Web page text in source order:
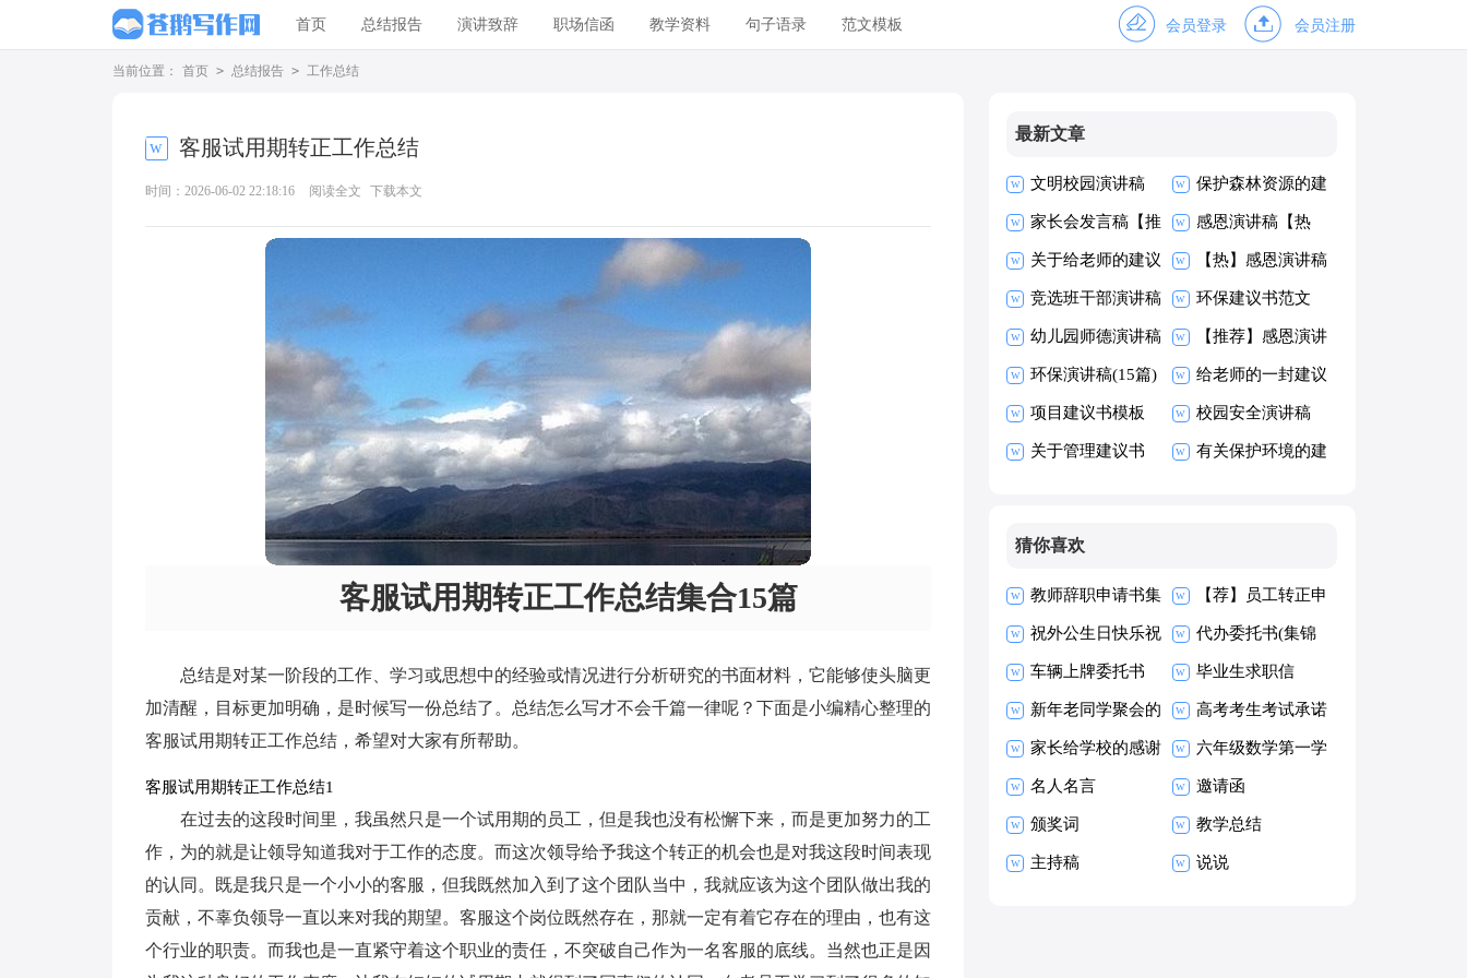
首页 总结报告 演讲致辞 职场信函 教学资料 句子语录 范文模板 会员登录 会员注册
当前位置： 首页 > 总结报告 > 工作总结
客服试用期转正工作总结
时间：2026-06-02 22:18:16 阅读全文 下载本文
客服试用期转正工作总结集合15篇
总结是对某一阶段的工作、学习或思想中的经验或情况进行分析研究的书面材料，它能够使头脑更
加清醒，目标更加明确，是时候写一份总结了。总结怎么写才不会千篇一律呢？下面是小编精心整理的
客服试用期转正工作总结，希望对大家有所帮助。
客服试用期转正工作总结1
在过去的这段时间里，我虽然只是一个试用期的员工，但是我也没有松懈下来，而是更加努力的工
作，为的就是让领导知道我对于工作的态度。而这次领导给予我这个转正的机会也是对我这段时间表现
的认同。既是我只是一个小小的客服，但我既然加入到了这个团队当中，我就应该为这个团队做出我的
贡献，不辜负领导一直以来对我的期望。客服这个岗位既然存在，那就一定有着它存在的理由，也有这
个行业的职责。而我也是一直紧守着这个职业的责任，不突破自己作为一名客服的底线。当然也正是因
最新文章
文明校园演讲稿 保护森林资源的建
议书范文
家长会发言稿【推
荐】
感恩演讲稿【热
门】
关于给老师的建议
书
【热】感恩演讲稿
竞选班干部演讲稿
(精选15篇)
环保建议书范文
幼儿园师德演讲稿 【推荐】感恩演讲
稿
环保演讲稿(15篇) 给老师的一封建议
书
项目建议书模板 校园安全演讲稿
关于管理建议书 有关保护环境的建
猜你喜欢
教师辞职申请书集
合15篇
【荐】员工转正申
请书
祝外公生日快乐祝
福语
代办委托书(集锦
15篇)
车辆上牌委托书 毕业生求职信
【热】
新年老同学聚会的
祝酒词
高考考生考试承诺
书15篇
家长给学校的感谢
信
六年级数学第一学
期教学工作总结
名人名言 邀请函
颁奖词 教学总结
主持稿 说说